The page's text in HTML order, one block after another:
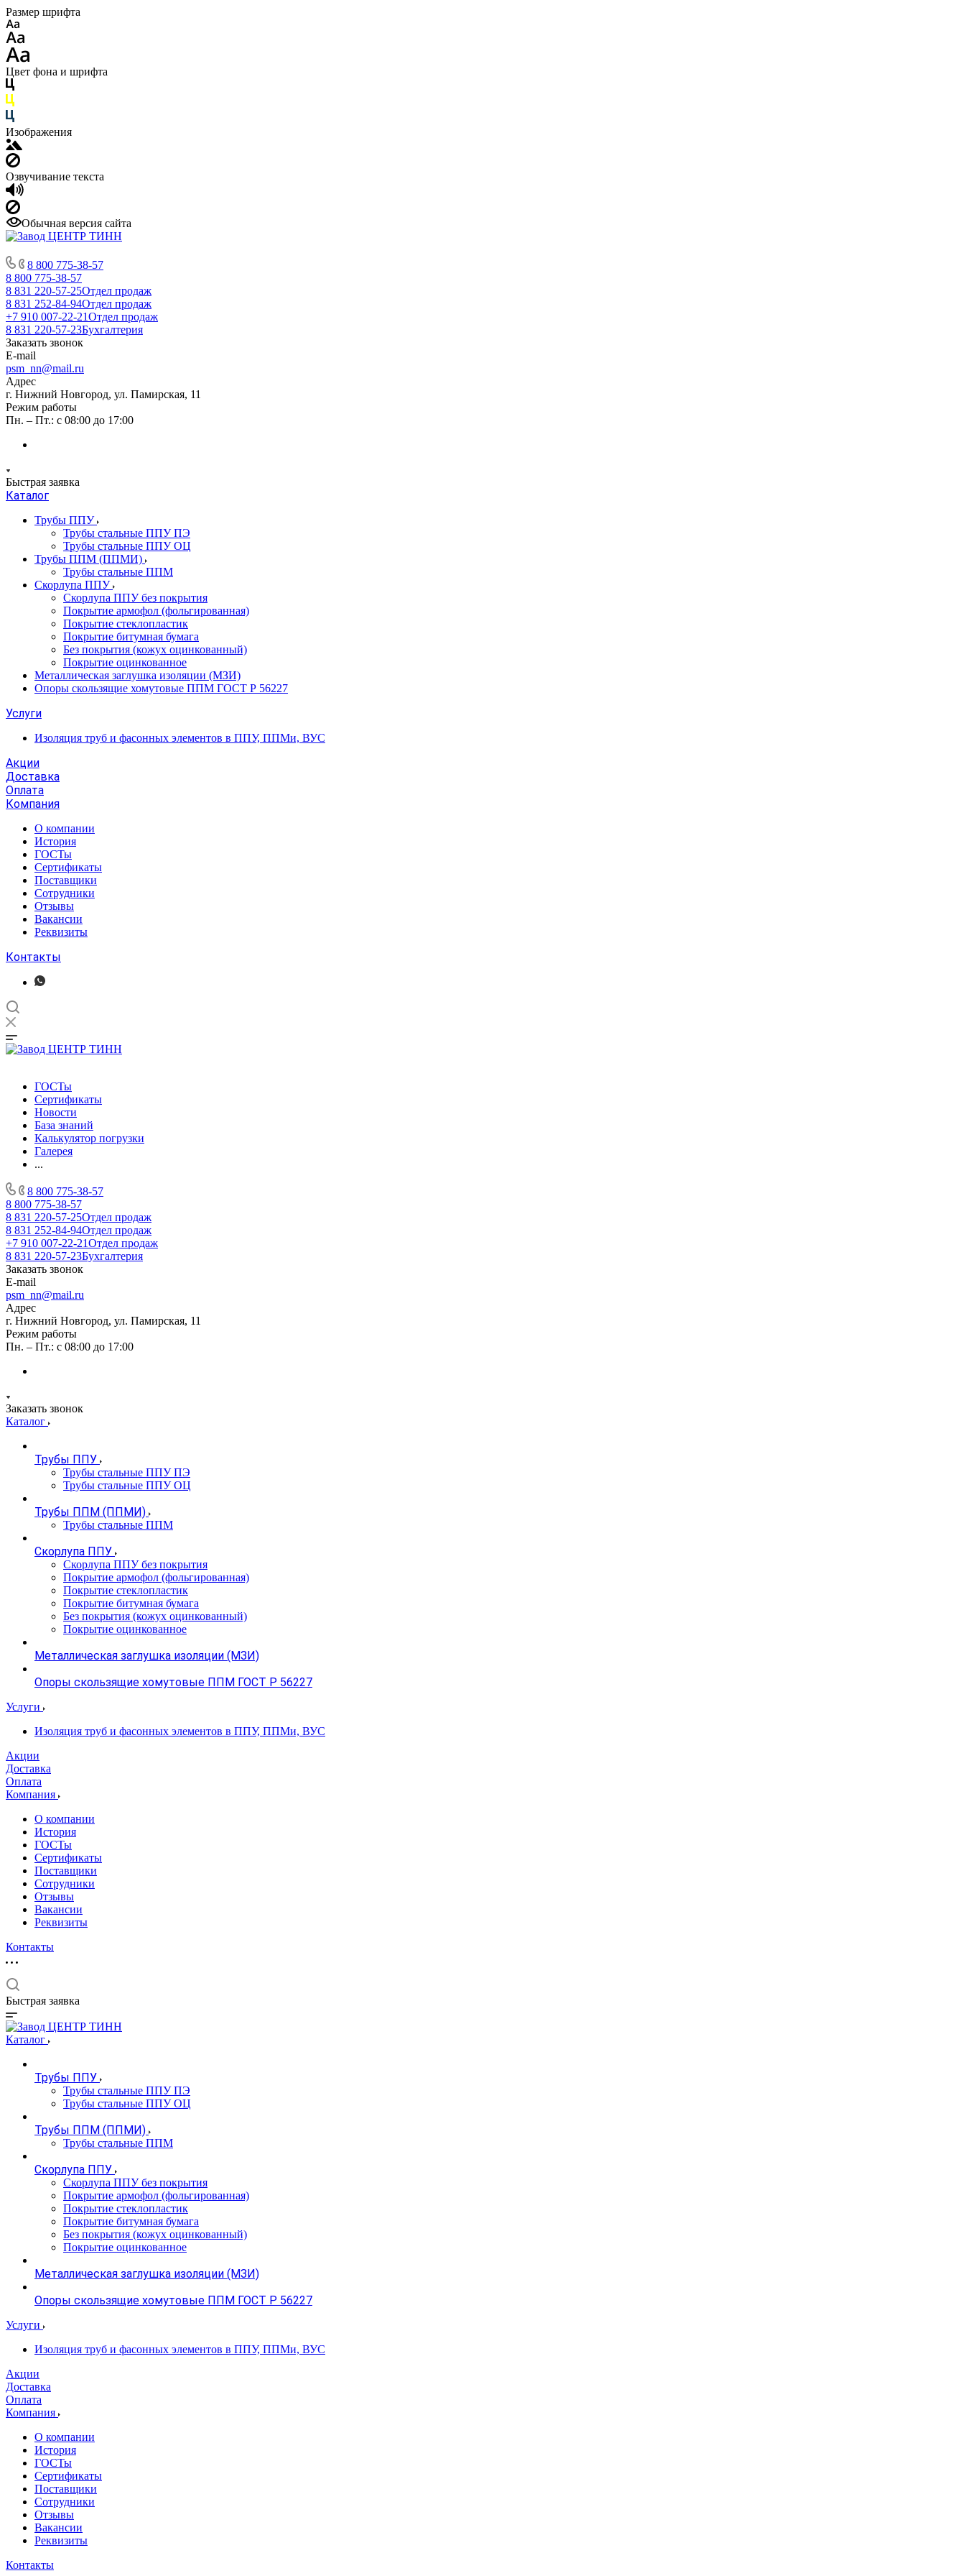
Размер шрифта
Цвет фона и шрифта
Изображения
Озвучивание текста
Обычная версия сайта
8 800 775-38-57
8 800 775-38-57
8 831 220-57-25Отдел продаж
8 831 252-84-94Отдел продаж
+7 910 007-22-21Отдел продаж
8 831 220-57-23Бухгалтерия
Заказать звонок
E-mail
psm_nn@mail.ru
Адрес
г. Нижний Новгород, ул. Памирская, 11
Режим работы
Пн. – Пт.: с 08:00 до 17:00
Быстрая заявка
Каталог
Трубы ППУ
Трубы стальные ППУ ПЭ
Трубы стальные ППУ ОЦ
Трубы ППМ (ППМИ)
Трубы стальные ППМ
Скорлупа ППУ
Скорлупа ППУ без покрытия
Покрытие армофол (фольгированная)
Покрытие стеклопластик
Покрытие битумная бумага
Без покрытия (кожух оцинкованный)
Покрытие оцинкованное
Металлическая заглушка изоляции (МЗИ)
Опоры скользящие хомутовые ППМ ГОСТ Р 56227
Услуги
Изоляция труб и фасонных элементов в ППУ, ППМи, ВУС
Акции
Доставка
Оплата
Компания
О компании
История
ГОСТы
Сертификаты
Поставщики
Сотрудники
Отзывы
Вакансии
Реквизиты
Контакты
ГОСТы
Сертификаты
Новости
База знаний
Калькулятор погрузки
Галерея
...
8 800 775-38-57
8 800 775-38-57
8 831 220-57-25Отдел продаж
8 831 252-84-94Отдел продаж
+7 910 007-22-21Отдел продаж
8 831 220-57-23Бухгалтерия
Заказать звонок
E-mail
psm_nn@mail.ru
Адрес
г. Нижний Новгород, ул. Памирская, 11
Режим работы
Пн. – Пт.: с 08:00 до 17:00
Заказать звонок
Каталог
Трубы ППУ
Трубы стальные ППУ ПЭ
Трубы стальные ППУ ОЦ
Трубы ППМ (ППМИ)
Трубы стальные ППМ
Скорлупа ППУ
Скорлупа ППУ без покрытия
Покрытие армофол (фольгированная)
Покрытие стеклопластик
Покрытие битумная бумага
Без покрытия (кожух оцинкованный)
Покрытие оцинкованное
Металлическая заглушка изоляции (МЗИ)
Опоры скользящие хомутовые ППМ ГОСТ Р 56227
Услуги
Изоляция труб и фасонных элементов в ППУ, ППМи, ВУС
Акции
Доставка
Оплата
Компания
О компании
История
ГОСТы
Сертификаты
Поставщики
Сотрудники
Отзывы
Вакансии
Реквизиты
Контакты
Быстрая заявка
Каталог
Трубы ППУ
Трубы стальные ППУ ПЭ
Трубы стальные ППУ ОЦ
Трубы ППМ (ППМИ)
Трубы стальные ППМ
Скорлупа ППУ
Скорлупа ППУ без покрытия
Покрытие армофол (фольгированная)
Покрытие стеклопластик
Покрытие битумная бумага
Без покрытия (кожух оцинкованный)
Покрытие оцинкованное
Металлическая заглушка изоляции (МЗИ)
Опоры скользящие хомутовые ППМ ГОСТ Р 56227
Услуги
Изоляция труб и фасонных элементов в ППУ, ППМи, ВУС
Акции
Доставка
Оплата
Компания
О компании
История
ГОСТы
Сертификаты
Поставщики
Сотрудники
Отзывы
Вакансии
Реквизиты
Контакты